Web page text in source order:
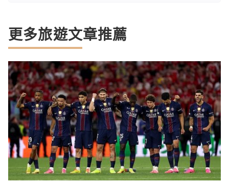
更多旅遊文章推薦